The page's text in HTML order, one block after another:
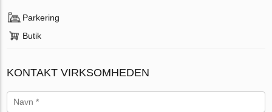
Parkering
Butik
KONTAKT VIRKSOMHEDEN